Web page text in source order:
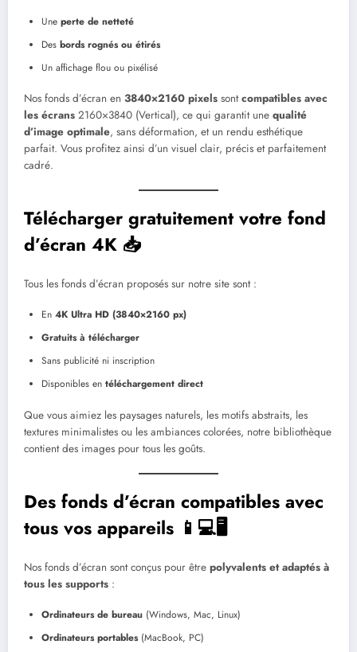
Une perte de netteté
Des bords rognés ou étirés
Un affichage flou ou pixélisé
Nos fonds d’écran en 3840×2160 pixels sontcompatibles avec
les écrans 2160×3840 (Vertical), ce qui garantit une qualité
d’image optimale, sans déformation, et un rendu esthétique
parfait. Vous profitez ainsi d’un visuel clair, précis et parfaitement
cadré.
Télécharger gratuitement votre fond
d’écran 4K 📥
Tous les fonds d’écran proposés sur notre site sont :
En 4K Ultra HD (3840×2160 px)
Gratuits à télécharger
Sans publicité ni inscription
Disponibles en téléchargement direct
Que vous aimiez les paysages naturels, les motifs abstraits, les
textures minimalistes ou les ambiances colorées, notre bibliothèque
contient des images pour tous les goûts.
Des fonds d’écran compatibles avec
tous vos appareils 📱💻🖥️
Nos fonds d’écran sont conçus pour être polyvalents et adaptés à
tous les supports :
Ordinateurs de bureau (Windows, Mac, Linux)
Ordinateurs portables(MacBook, PC)